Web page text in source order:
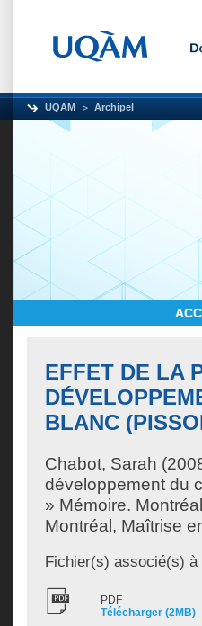
UQAM Archipel
EFFET DE LA
BLANC
Chabot, Sarah
développement du
» Mémoire.
Montréal, Maîtrise
Fichier(s) associé(s) à
PDF
Télécharger (2MB)